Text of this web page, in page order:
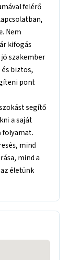
felérő
Nem
kifogás
szakember
biztos,
pont
segítő
a saját
folyamat.
mind
mind a
életünk